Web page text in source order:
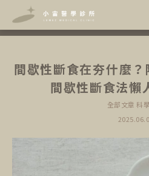
間歇性斷食在夯什麼
間歇性斷食法懶
全部文章 科